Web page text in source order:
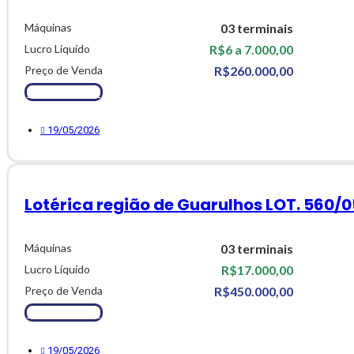
Máquinas 03 terminais
Lucro Líquido R$6 a 7.000,00
Preço de Venda R$260.000,00
Ver Detalhes
19/05/2026
Lotérica região de Guarulhos LOT. 560/
Máquinas 03 terminais
Lucro Líquido R$17.000,00
Preço de Venda R$450.000,00
Ver Detalhes
19/05/2026